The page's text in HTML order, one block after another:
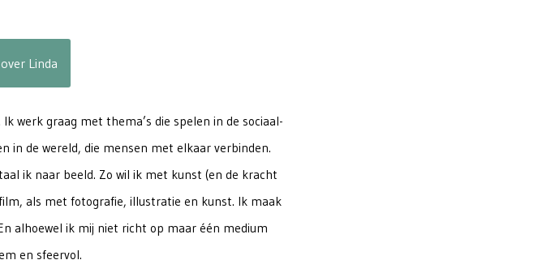
Linda
werk graag met thema’s die spelen in de sociaal-
in de wereld, die mensen met elkaar verbinden.
ik naar beeld. Zo wil ik met kunst (en de kracht
als met fotografie, illustratie en kunst. Ik maak
alhoewel ik mij niet richt op maar één medium
en sfeervol.